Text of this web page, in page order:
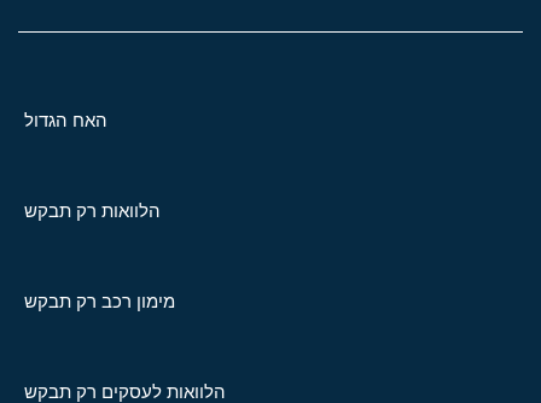
האח הגדול
הלוואות רק תבקש
מימון רכב רק תבקש
הלוואות לעסקים רק תבקש